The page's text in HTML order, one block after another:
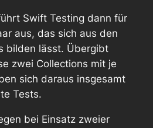
Swift Testing dann für
aus, das sich aus den
bilden lässt. Übergibt
zwei Collections mit je
sich daraus insgesamt
Tests.
bei Einsatz zweier